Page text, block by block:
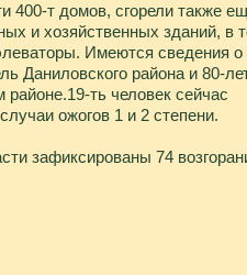
400-т домов, сгорели также
и хозяйственных зданий, в
Имеются сведения о
Даниловского района и 80-
ть человек сейчас
ожогов 1 и 2 степени.
зафиксированы 74